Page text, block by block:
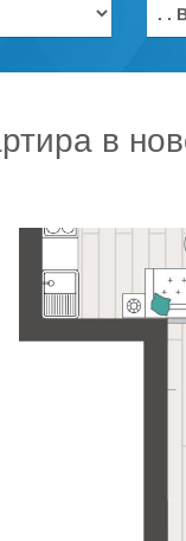
. .
в